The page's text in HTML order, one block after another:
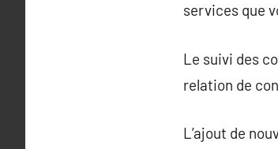
services que
Le suivi des
relation de
L’ajout de